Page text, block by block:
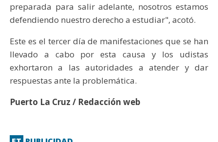
preparada para salir adelante, nosotros estamos
defendiendo nuestro derecho a estudiar", acotó.
Este es el tercer día de manifestaciones que se han
llevado a cabo por esta causa y los udistas
exhortaron a las autoridades a atender y dar
respuestas ante la problemática.
Puerto La Cruz / Redacción web